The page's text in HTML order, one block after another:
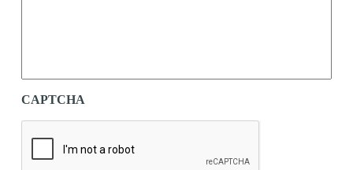
CAPTCHA